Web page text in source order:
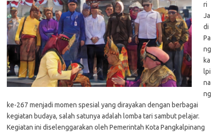
ri
Ja
di
Pa
ng
ka
lpi
na
ng
ke-267 menjadi momen spesial yang dirayakan dengan berbagai
kegiatan budaya, salah satunya adalah lomba tari sambut pelajar.
Kegiatan ini diselenggarakan oleh Pemerintah Kota Pangkalpinang